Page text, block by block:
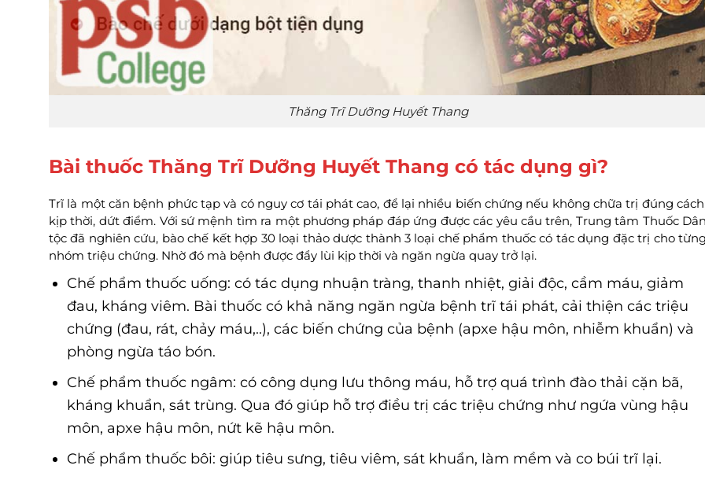
Thăng Trĩ Dưỡng Huyết Thang
Bài thuốc Thăng Trĩ Dưỡng Huyết Thang có tác dụng gì?
Trĩ là một căn bệnh phức tạp và có nguy cơ tái phát cao, để lại nhiều biến chứng nếu không chữa trị đúng
kịp thời, dứt điểm. Với sứ mệnh tìm ra một phương pháp đáp ứng được các yêu cầu trên, Trung tâm Thuốc Dân
tộc đã nghiên cứu, bào chế kết hợp 30 loại thảo dược thành 3 loại chế phẩm thuốc có tác dụng đặc trị cho từng
nhóm triệu chứng. Nhờ đó mà bệnh được đẩy lùi kịp thời và ngăn ngừa quay trở lại.
Chế phẩm thuốc uống: có tác dụng nhuận tràng, thanh nhiệt, giải độc, cầm máu, giảm
đau, kháng viêm. Bài thuốc có khả năng ngăn ngừa bệnh trĩ tái phát, cải thiện các triệu
chứng (đau, rát, chảy máu,..), các biến chứng của bệnh (apxe hậu môn, nhiễm khuẩn) và
phòng ngừa táo bón.
Chế phẩm thuốc ngâm: có công dụng lưu thông máu, hỗ trợ quá trình đào thải cặn bã,
kháng khuẩn, sát trùng. Qua đó giúp hỗ trợ điều trị các triệu chứng như ngứa vùng hậu
môn, apxe hậu môn, nứt kẽ hậu môn.
Chế phẩm thuốc bôi: giúp tiêu sưng, tiêu viêm, sát khuẩn, làm mềm và co búi trĩ lại.